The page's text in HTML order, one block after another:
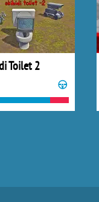
Toilet 2